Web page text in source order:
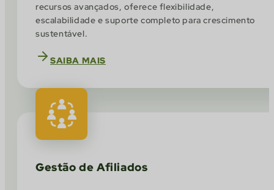
recursos avançados, oferece flexibilidade,
escalabilidade e suporte completo para crescimento
sustentável.
SAIBA MAIS
Gestão de Afiliados